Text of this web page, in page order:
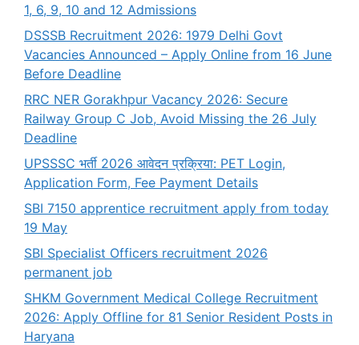
1, 6, 9, 10 and 12 Admissions
DSSSB Recruitment 2026: 1979 Delhi Govt
Vacancies Announced – Apply Online from 16 June
Before Deadline
RRC NER Gorakhpur Vacancy 2026: Secure
Railway Group C Job, Avoid Missing the 26 July
Deadline
UPSSSC भर्ती 2026 आवेदन प्रक्रिया: PET Login,
Application Form, Fee Payment Details
SBI 7150 apprentice recruitment apply from today
19 May
SBI Specialist Officers recruitment 2026
permanent job
SHKM Government Medical College Recruitment
2026: Apply Offline for 81 Senior Resident Posts in
Haryana